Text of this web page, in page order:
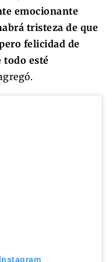
emocionante
tristeza de que
felicidad de
todo esté